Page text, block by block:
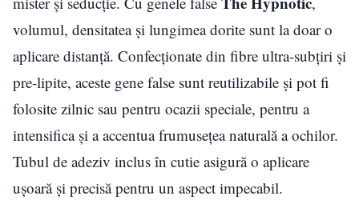
volumul, densitatea și lungimea dorite sunt la doar o
aplicare distanță. Confecționate din fibre ultra-subțiri și
pre-lipite, aceste gene false sunt reutilizabile și pot fi
folosite zilnic sau pentru ocazii speciale, pentru a
intensifica și a accentua frumusețea naturală a ochilor.
Tubul de adeziv inclus în cutie asigură o aplicare
ușoară și precisă pentru un aspect impecabil.